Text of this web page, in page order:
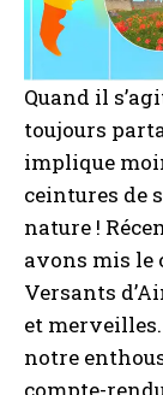
Quand il
toujours
implique
ceintures de
nature !
avons mis le
Versants
et
notre